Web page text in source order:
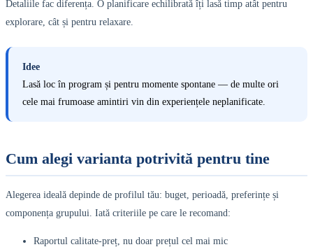
Detaliile fac diferența. O planificare echilibrată îți lasă timp atât pentru
explorare, cât și pentru relaxare.
Idee
Lasă loc în program și pentru momente spontane — de multe ori
cele mai frumoase amintiri vin din experiențele neplanificate.
Cum alegi varianta potrivită pentru tine
Alegerea ideală depinde de profilul tău: buget, perioadă, preferințe și
componența grupului. Iată criteriile pe care le recomand:
Raportul calitate-preț, nu doar prețul cel mai mic